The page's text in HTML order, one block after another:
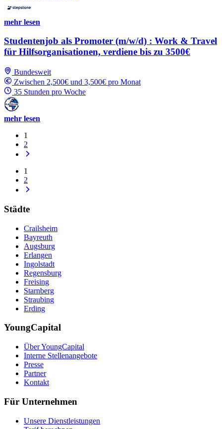
mehr lesen
Studentenjob als Promoter (m/w/d) : Work & Travel
für Hilfsorganisationen, verdiene bis zu 3500€
Bundesweit
Zwischen 2,500€ und 3,500€ pro Monat
35 Stunden pro Woche
mehr lesen
1
2
1
2
Städte
Crailsheim
Bayreuth
Augsburg
Erlangen
Ingolstadt
Regensburg
Freising
Starnberg
Straubing
Erding
YoungCapital
Über YoungCapital
Interne Stellenangebote
Presse
Partner
Kontakt
Für Unternehmen
Unsere Dienstleistungen